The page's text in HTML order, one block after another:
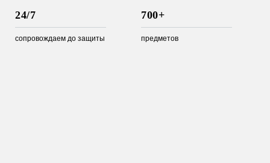
24/7
сопровождаем до защиты
700+
предметов